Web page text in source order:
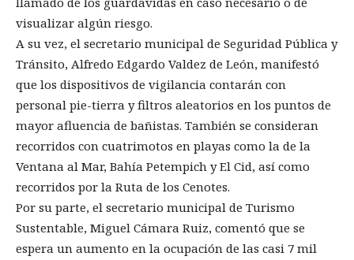
visualizar algún riesgo.
A su vez, el secretario municipal de Seguridad Pública y
Tránsito, Alfredo Edgardo Valdez de León, manifestó
que los dispositivos de vigilancia contarán con
personal pie-tierra y filtros aleatorios en los puntos de
mayor afluencia de bañistas. También se consideran
recorridos con cuatrimotos en playas como la de la
Ventana al Mar, Bahía Petempich y El Cid, así como
recorridos por la Ruta de los Cenotes.
Por su parte, el secretario municipal de Turismo
Sustentable, Miguel Cámara Ruiz, comentó que se
espera un aumento en la ocupación de las casi 7 mil